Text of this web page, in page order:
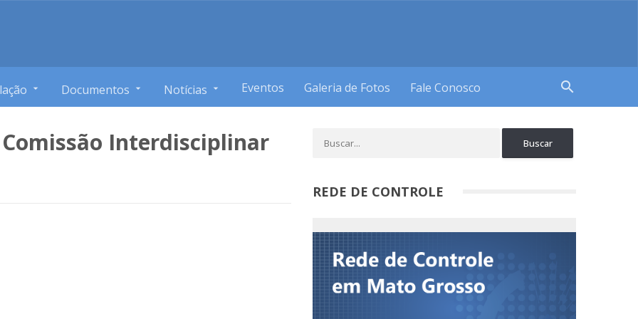
Documentos Notícias Eventos Galeria de Fotos Fale Conosco search
Comissão Interdisciplinar
REDE DE CONTROLE